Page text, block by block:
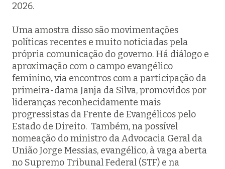
2026.
Uma amostra disso são movimentações
políticas recentes e muito noticiadas pela
própria comunicação do governo. Há diálogo e
aproximação com o campo evangélico
feminino, via encontros com a participação da
primeira-dama Janja da Silva, promovidos por
lideranças reconhecidamente mais
progressistas da Frente de Evangélicos pelo
Estado de Direito. Também, na possível
nomeação do ministro da Advocacia Geral da
União Jorge Messias, evangélico, à vaga aberta
no Supremo Tribunal Federal (STF) e na